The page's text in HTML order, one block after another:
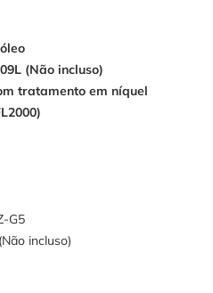
(Não incluso)
tratamento em níquel
G5
incluso)